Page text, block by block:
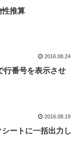
性推算
2016.08.24
行番号を表示させ
2016.08.19
ートに一括出力し